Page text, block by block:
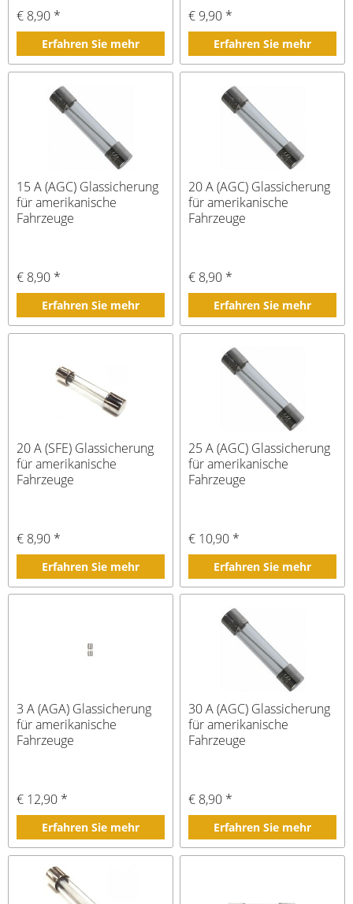
€ 8,90 *
Erfahren Sie mehr
€ 9,90 *
Erfahren Sie mehr
15 A (AGC) Glassicherung
für amerikanische
Fahrzeuge
€ 8,90 *
Erfahren Sie mehr
20 A (AGC) Glassicherung
für amerikanische
Fahrzeuge
€ 8,90 *
Erfahren Sie mehr
20 A (SFE) Glassicherung
für amerikanische
Fahrzeuge
€ 8,90 *
Erfahren Sie mehr
25 A (AGC) Glassicherung
für amerikanische
Fahrzeuge
€ 10,90 *
Erfahren Sie mehr
3 A (AGA) Glassicherung
für amerikanische
Fahrzeuge
€ 12,90 *
Erfahren Sie mehr
30 A (AGC) Glassicherung
für amerikanische
Fahrzeuge
€ 8,90 *
Erfahren Sie mehr